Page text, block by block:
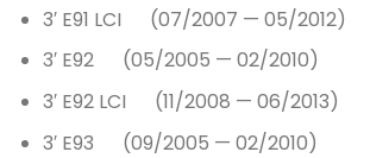
3′ E91 LCI (07/2007 — 05/2012)
3′ E92 (05/2005 — 02/2010)
3′ E92 LCI (11/2008 — 06/2013)
3′ E93 (09/2005 — 02/2010)